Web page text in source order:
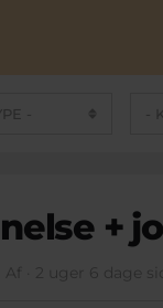
+
Af · 2 uger 6 dage